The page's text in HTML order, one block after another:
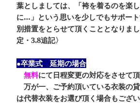
葉としましては、
「袴を着るのを楽
に…」 という思いを少しでもサポー
別措置をとらせて頂くこととなりま
定・3.8追記〉
●卒業式 延期の場合
無料にて日程変更の対応をさせて頂
万が一、ご予約頂いている衣装の
は代替衣装をお選び頂く場合もござい